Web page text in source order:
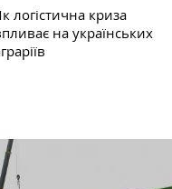
логістична криза
на українських